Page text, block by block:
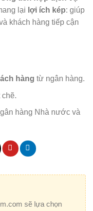
lại lợi ích kép: giúp
khách hàng tiếp cận
hàng từ ngân hàng.
chẽ.
hàng Nhà nước và
sẽ lựa chọn